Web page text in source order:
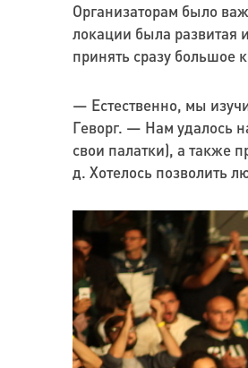
Организаторам было
локации была развитая
принять сразу большое
— Естественно, мы
Геворг. — Нам удалось
свои палатки), а также
д. Хотелось позволить